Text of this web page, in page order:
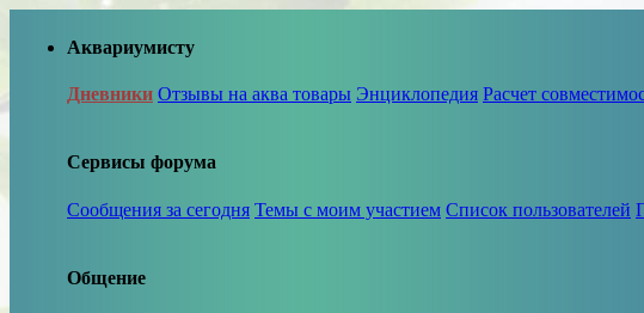
Аквариумисту
Дневники Отзывы на аква товары Энциклопедия Расчет
Сервисы форума
Сообщения за сегодня Темы с моим участием Список пользователей
Общение